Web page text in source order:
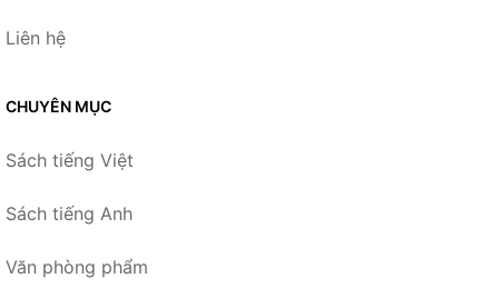
Liên hệ
CHUYÊN MỤC
Sách tiếng Việt
Sách tiếng Anh
Văn phòng phẩm